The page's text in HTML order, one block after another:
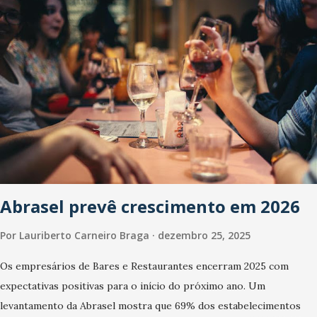
Abrasel prevê crescimento em 2026
Por Lauriberto Carneiro Braga dezembro 25, 2025
Os empresários de Bares e Restaurantes encerram 2025 com
expectativas positivas para o início do próximo ano. Um
levantamento da Abrasel mostra que 69% dos estabelecimentos